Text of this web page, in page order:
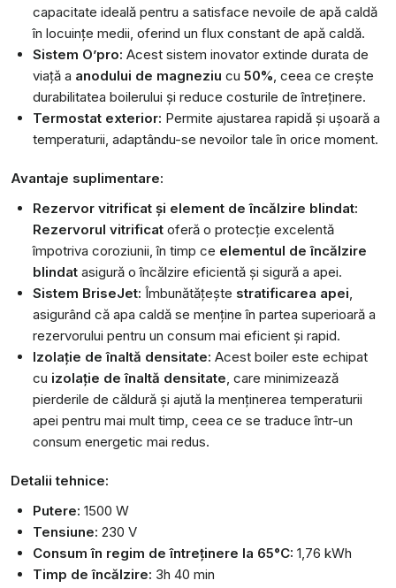
capacitate ideală pentru a satisface nevoile de apă caldă
în locuințe medii, oferind un flux constant de apă caldă.
Sistem O’pro: Acest sistem inovator extinde durata de
viață a anodului de magneziu cu 50%, ceea ce crește
durabilitatea boilerului și reduce costurile de întreținere.
Termostat exterior: Permite ajustarea rapidă și ușoară a
temperaturii, adaptându-se nevoilor tale în orice moment.
Avantaje suplimentare:
Rezervor vitrificat și element de încălzire blindat:
Rezervorul vitrificat oferă o protecție excelentă
împotriva coroziunii, în timp ce elementul de încălzire
blindat asigură o încălzire eficientă și sigură a apei.
Sistem BriseJet: Îmbunătățește stratificarea apei,
asigurând că apa caldă se menține în partea superioară a
rezervorului pentru un consum mai eficient și rapid.
Izolație de înaltă densitate: Acest boiler este echipat
cu izolație de înaltă densitate, care minimizează
pierderile de căldură și ajută la menținerea temperaturii
apei pentru mai mult timp, ceea ce se traduce într-un
consum energetic mai redus.
Detalii tehnice:
Putere: 1500 W
Tensiune: 230 V
Consum în regim de întreținere la 65°C: 1,76 kWh
Timp de încălzire: 3h 40 min